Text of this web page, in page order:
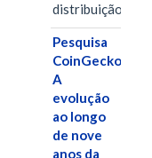
distribuição de…
Pesquisa
CoinGecko:
A
evolução
ao longo
de nove
anos da